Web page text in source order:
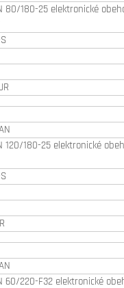
80/180-25 elektronické
120/180-25 elektronické
60/220-F32 elektronické